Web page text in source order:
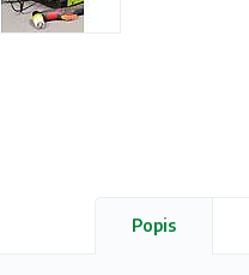
Popis